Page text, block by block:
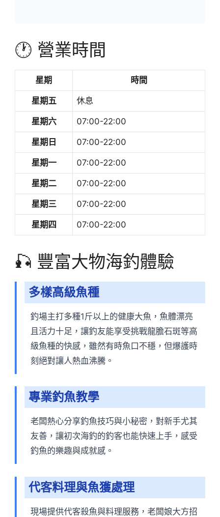
🕐 營業時間
星期 時間
星期五 休息
星期六 07:00-22:00
星期日 07:00-22:00
星期一 07:00-22:00
星期二 07:00-22:00
星期三 07:00-22:00
星期四 07:00-22:00
🎣 豐富大物海釣體驗
多樣高級魚種
釣場主打多種1斤以上的健康大魚，魚體漂亮
且活力十足，讓釣友能享受挑戰龍膽石斑等高
級魚種的快感，雖然有時魚口不穩，但爆護時
刻絕對讓人熱血沸騰。
專業釣魚教學
老闆熱心分享釣魚技巧與小秘密，對新手尤其
友善，讓初次海釣的釣客也能快速上手，感受
釣魚的樂趣與成就感。
代客料理與魚獲處理
現場提供代客殺魚與料理服務，老闆娘大方招